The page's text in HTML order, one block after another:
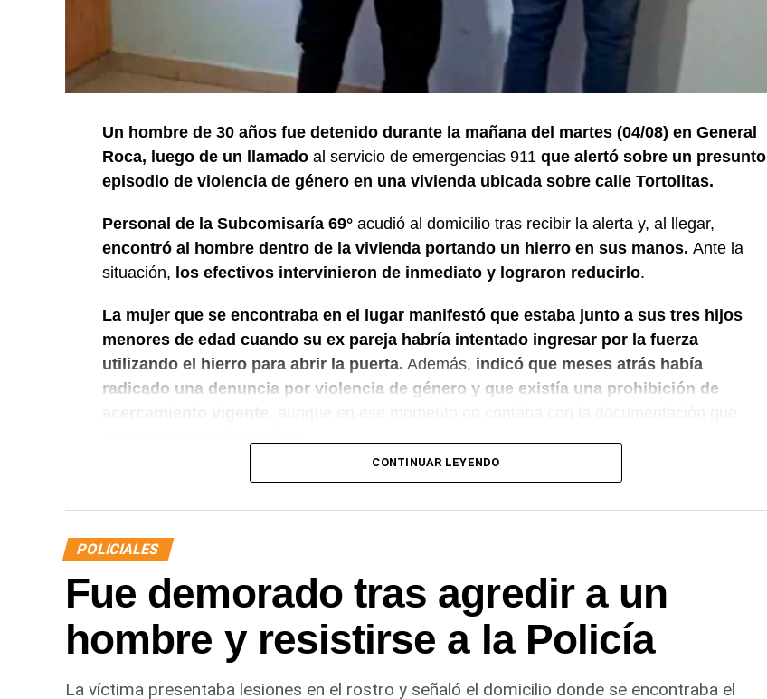
Un hombre de 30 años fue detenido durante la mañana del martes (04/08) en General
Roca, luego de un llamado al servicio de emergencias 911 que alertó sobre un presunto
episodio de violencia de género en una vivienda ubicada sobre calle Tortolitas.
Personal de la Subcomisaría 69° acudió al domicilio tras recibir la alerta y, al llegar,
encontró al hombre dentro de la vivienda portando un hierro en sus manos. Ante la
situación, los efectivos intervinieron de inmediato y lograron reducirlo.
La mujer que se encontraba en el lugar manifestó que estaba junto a sus tres hijos
menores de edad cuando su ex pareja habría intentado ingresar por la fuerza
utilizando el hierro para abrir la puerta. Además, indicó que meses atrás había
radicado una denuncia por violencia de género y que existía una prohibición de
Luego de controlar la situación, el personal policial dio intervención al Gabinete de
delitos de daños y desobediencia judicial, mientras avanzan las actuaciones y la
verificación de la medida de restricción de acercamiento señalada por la víctima.
CONTINUAR LEYENDO
POLICIALES
Fue demorado tras agredir a un
hombre y resistirse a la Policía
La víctima presentaba lesiones en el rostro y señaló el domicilio donde se encontraba el